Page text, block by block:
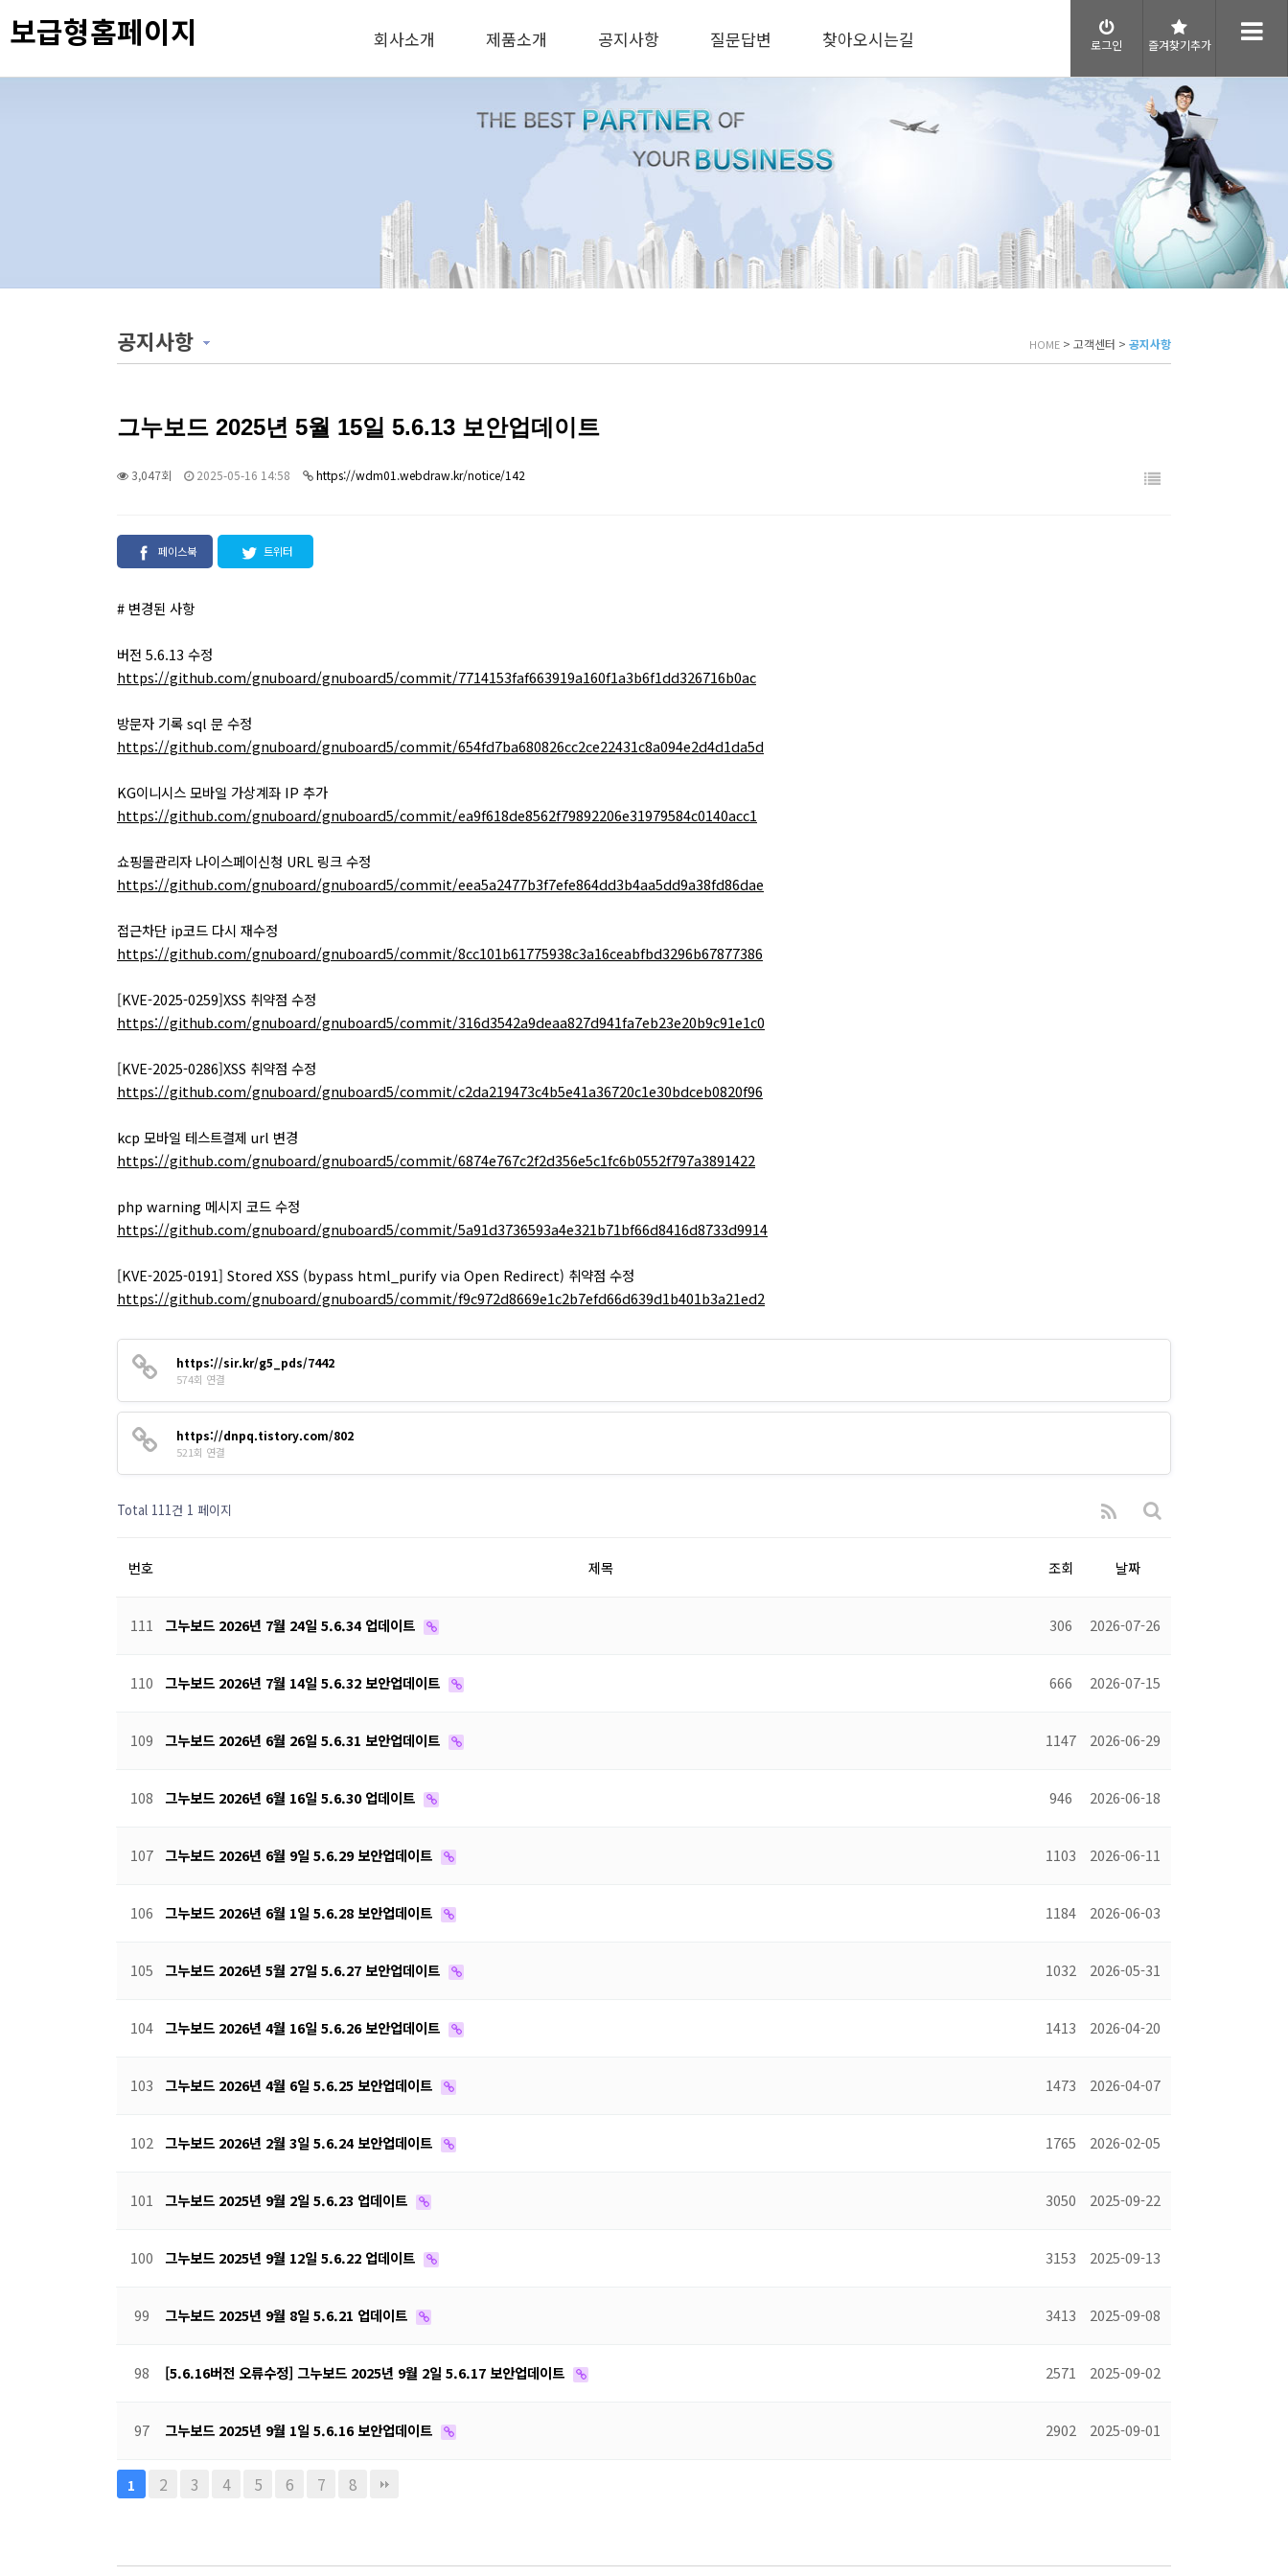
보급형홈페이지 로그인 즐겨찾기추가
회사소개 제품소개 공지사항 질문답변 찾아오시는길
공지사항 HOME > 고객센터 > 공지사항
그누보드 2025년 5월 15일 5.6.13 보안업데이트
3,047회 2025-05-16 14:58 https://wdm01.webdraw.kr/notice/142
페이스북 트위터
# 변경된 사항
버전 5.6.13 수정
https://github.com/gnuboard/gnuboard5/commit/7714153faf663919a160f1a3b6f1dd326716b0ac
방문자 기록 sql 문 수정
https://github.com/gnuboard/gnuboard5/commit/654fd7ba680826cc2ce22431c8a094e2d4d1da5d
KG이니시스 모바일 가상계좌 IP 추가
https://github.com/gnuboard/gnuboard5/commit/ea9f618de8562f79892206e31979584c0140acc1
쇼핑몰관리자 나이스페이신청 URL 링크 수정
https://github.com/gnuboard/gnuboard5/commit/eea5a2477b3f7efe864dd3b4aa5dd9a38fd86dae
접근차단 ip코드 다시 재수정
https://github.com/gnuboard/gnuboard5/commit/8cc101b61775938c3a16ceabfbd3296b67877386
[KVE-2025-0259]XSS 취약점 수정
https://github.com/gnuboard/gnuboard5/commit/316d3542a9deaa827d941fa7eb23e20b9c91e1c0
[KVE-2025-0286]XSS 취약점 수정
https://github.com/gnuboard/gnuboard5/commit/c2da219473c4b5e41a36720c1e30bdceb0820f96
kcp 모바일 테스트결제 url 변경
https://github.com/gnuboard/gnuboard5/commit/6874e767c2f2d356e5c1fc6b0552f797a3891422
php warning 메시지 코드 수정
https://github.com/gnuboard/gnuboard5/commit/5a91d3736593a4e321b71bf66d8416d8733d9914
[KVE-2025-0191] Stored XSS (bypass html_purify via Open Redirect) 취약점 수정
https://github.com/gnuboard/gnuboard5/commit/f9c972d8669e1c2b7efd66d639d1b401b3a21ed2
https://sir.kr/g5_pds/7442
574회 연결
https://dnpq.tistory.com/802
521회 연결
Total 111건 1 페이지
번호 제목 조회 날짜
111 그누보드 2026년 7월 24일 5.6.34 업데이트 306 2026-07-26
110 그누보드 2026년 7월 14일 5.6.32 보안업데이트 666 2026-07-15
109 그누보드 2026년 6월 26일 5.6.31 보안업데이트 1147 2026-06-29
108 그누보드 2026년 6월 16일 5.6.30 업데이트 946 2026-06-18
107 그누보드 2026년 6월 9일 5.6.29 보안업데이트 1103 2026-06-11
106 그누보드 2026년 6월 1일 5.6.28 보안업데이트 1184 2026-06-03
105 그누보드 2026년 5월 27일 5.6.27 보안업데이트 1032 2026-05-31
104 그누보드 2026년 4월 16일 5.6.26 보안업데이트 1413 2026-04-20
103 그누보드 2026년 4월 6일 5.6.25 보안업데이트 1473 2026-04-07
102 그누보드 2026년 2월 3일 5.6.24 보안업데이트 1765 2026-02-05
101 그누보드 2025년 9월 2일 5.6.23 업데이트 3050 2025-09-22
100 그누보드 2025년 9월 12일 5.6.22 업데이트 3153 2025-09-13
99 그누보드 2025년 9월 8일 5.6.21 업데이트 3413 2025-09-08
98 [5.6.16버전 오류수정] 그누보드 2025년 9월 2일 5.6.17 보안업데이트 2571 2025-09-02
97 그누보드 2025년 9월 1일 5.6.16 보안업데이트 2902 2025-09-01
1 2 3 4 5 6 7 8